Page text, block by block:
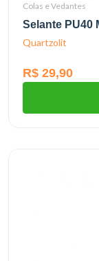
Colas e Vedantes
Selante PU40
Quartzolit
R$ 29,90